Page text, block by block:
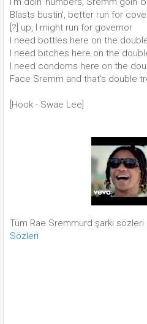
Blasts bustin', better run for
[?] up, I might run for governor
I need bottles here on the
I need bitches here on the
I need condoms here on the
Face Sremm and that's double
[Hook - Swae Lee]
Tüm Rae Sremmurd şarkı sözleri
Sözleri